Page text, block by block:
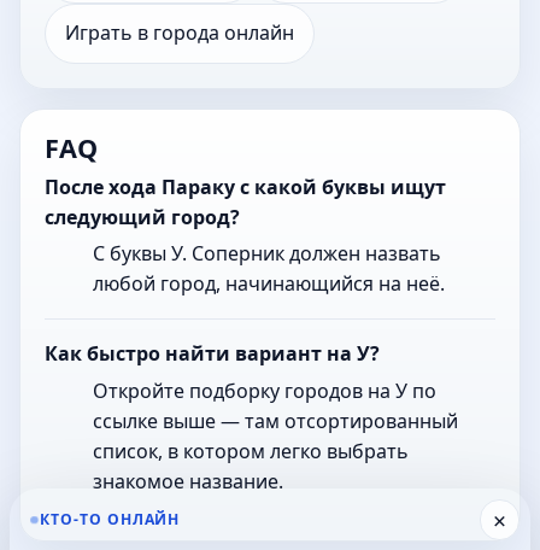
Играть в города онлайн
FAQ
После хода Параку с какой буквы ищут
следующий город?
С буквы У. Соперник должен назвать
любой город, начинающийся на неё.
Как быстро найти вариант на У?
Откройте подборку городов на У по
ссылке выше — там отсортированный
список, в котором легко выбрать
знакомое название.
×
КТО-ТО ОНЛАЙН